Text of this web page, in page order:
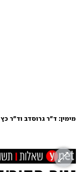
מימין: ד"ר גרוסדב וד"ר כץ